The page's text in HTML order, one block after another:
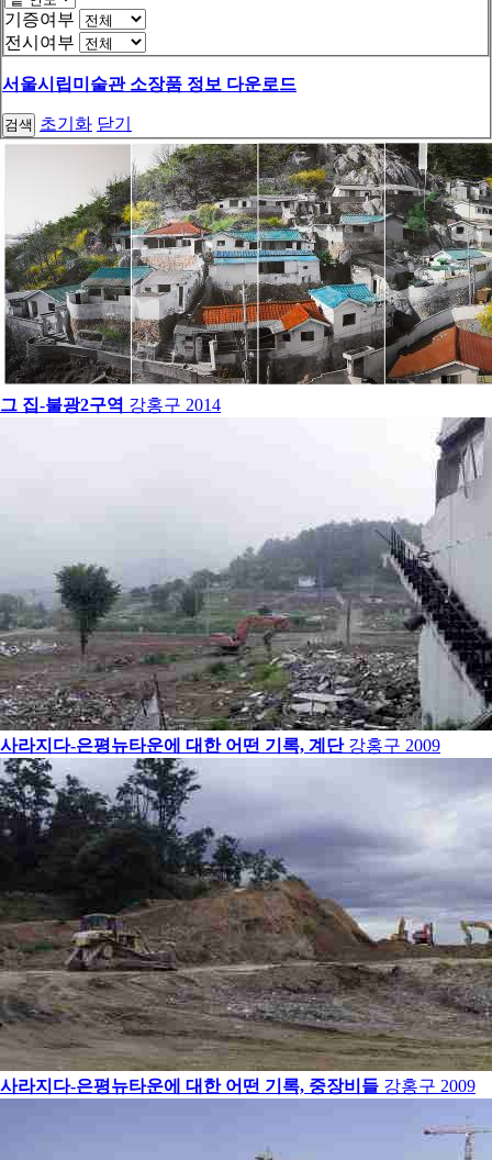
기증여부
전시여부
서울시립미술관 소장품 정보 다운로드
검색 초기화 닫기
그 집-불광2구역 강홍구 2014
사라지다-은평뉴타운에 대한 어떤 기록, 계단 강홍구 2009
사라지다-은평뉴타운에 대한 어떤 기록, 중장비들 강홍구 2009